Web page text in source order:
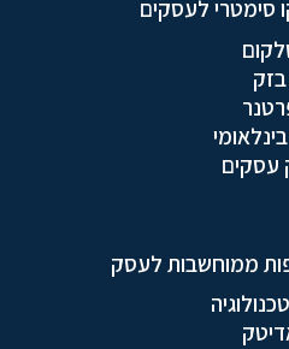
סימטרי לעסקים
בזק
ממוחשבות לעסק